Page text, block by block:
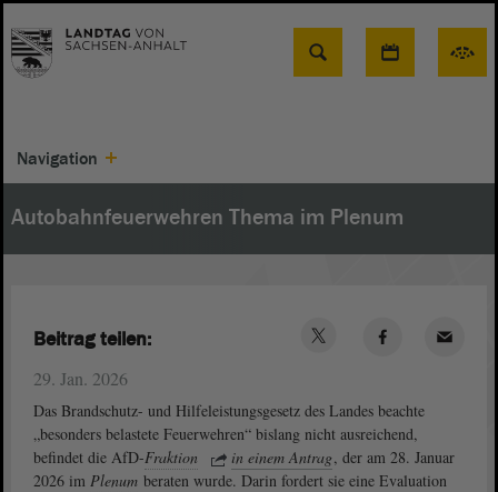
Suche
Navigation
Autobahnfeuerwehren Thema im Plenum
29. Jan. 2026
Das Brandschutz- und Hilfeleistungsgesetz des Landes beachte
„besonders belastete Feuerwehren“ bislang nicht ausreichend,
befindet die AfD-Fraktion in einem Antrag, der am 28. Januar
2026 im Plenum beraten wurde. Darin fordert sie eine Evaluation
Beitrag teilen: